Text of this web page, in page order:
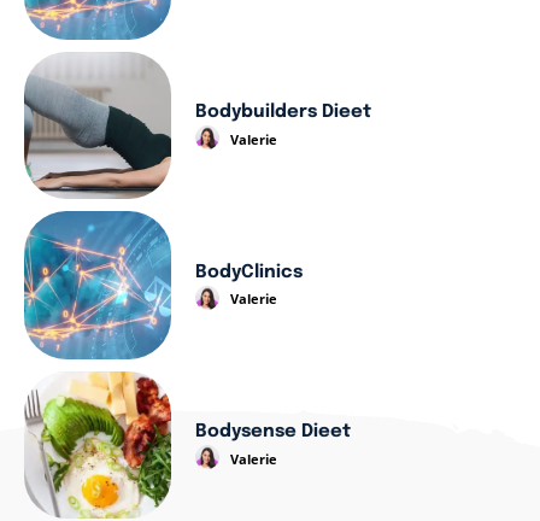
Bodybuilders Dieet
Valerie
BodyClinics
Valerie
Bodysense Dieet
Valerie